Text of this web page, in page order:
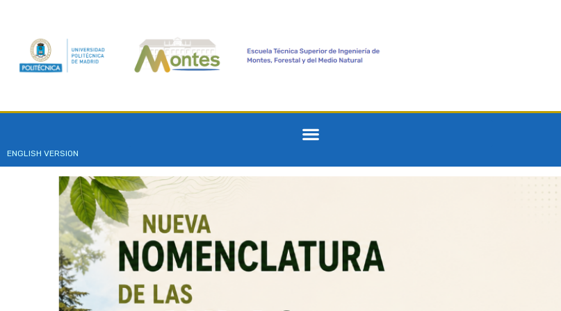
ENGLISH VERSION